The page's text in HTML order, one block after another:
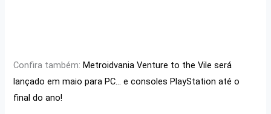
Confira também: Metroidvania Venture to the Vile será
lançado em maio para PC… e consoles PlayStation até o
final do ano!